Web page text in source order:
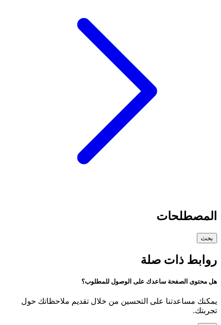
المصطلحات
بحث
روابط ذات صلة
هل محتوى الصفحة ساعدك على الوصول للمطلوب؟
يمكنك مساعدتنا على التحسين من خلال تقديم ملاحظاتك حول
تجربتك.